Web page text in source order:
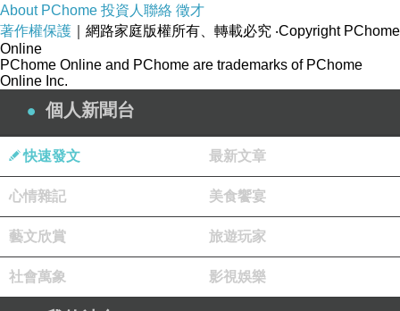
About PChome 投資人聯絡 徵才
著作權保護 ｜網路家庭版權所有、轉載必究 ‧Copyright PChome
Online
PChome Online and PChome are trademarks of PChome
Online Inc.
個人新聞台
快速發文 最新文章
心情雜記 美食饗宴
藝文欣賞 旅遊玩家
社會萬象 影視娛樂